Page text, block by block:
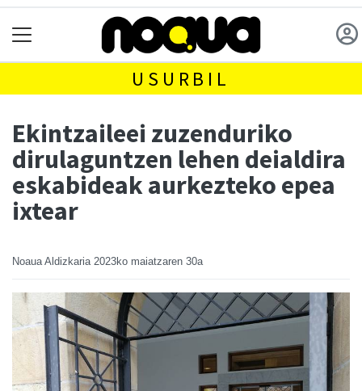
USURBIL
Ekintzaileei zuzenduriko
dirulaguntzen lehen deialdira
eskabideak aurkezteko epea
ixtear
Noaua Aldizkaria 2023ko maiatzaren 30a